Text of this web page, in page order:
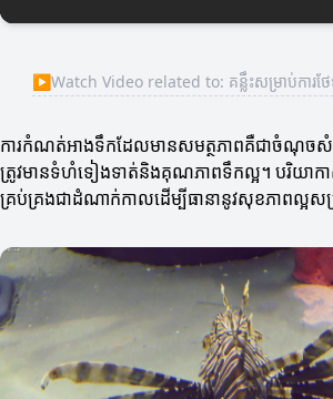
▶Watch Video related to: គន្លឹះសម្រាប់ការថ
ការកំណត់អាងទឹកដែលមានសមត្ថភាពគឺជាចំណុចសំ
ត្រូវមានទំហំទៀងទាត់និងគុណភាពទឹកល្អ។ បរិយាកា
គ្រប់គ្រងជាដំណាក់កាលដើម្បីធានានូវសុខភាពល្អសម្